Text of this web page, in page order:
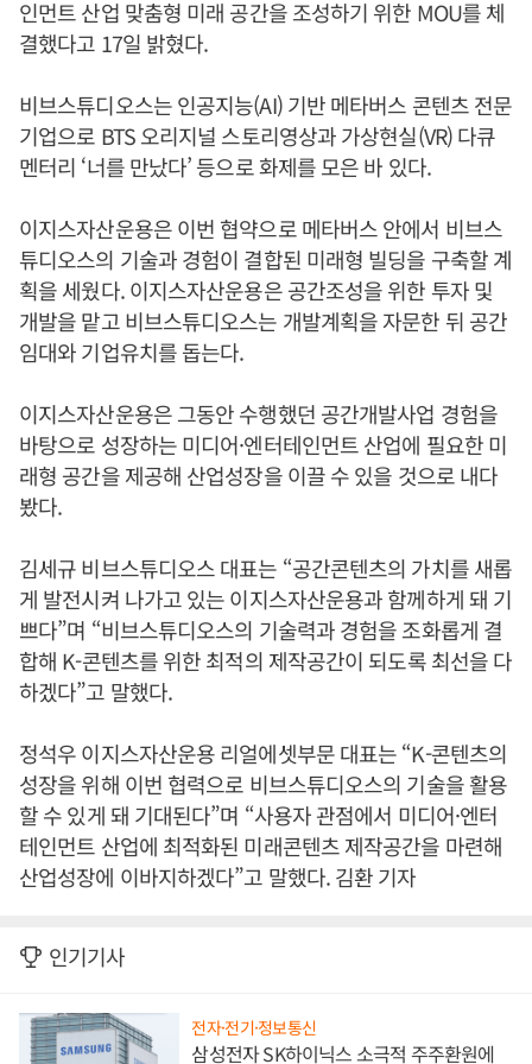
인먼트 산업 맞춤형 미래 공간을 조성하기 위한 MOU를 체
결했다고 17일 밝혔다.
비브스튜디오스는 인공지능(AI) 기반 메타버스 콘텐츠 전문
기업으로 BTS 오리지널 스토리영상과 가상현실(VR) 다큐
멘터리 ‘너를 만났다’ 등으로 화제를 모은 바 있다.
이지스자산운용은 이번 협약으로 메타버스 안에서 비브스
튜디오스의 기술과 경험이 결합된 미래형 빌딩을 구축할 계
획을 세웠다. 이지스자산운용은 공간조성을 위한 투자 및
개발을 맡고 비브스튜디오스는 개발계획을 자문한 뒤 공간
임대와 기업유치를 돕는다.
이지스자산운용은 그동안 수행했던 공간개발사업 경험을
바탕으로 성장하는 미디어·엔터테인먼트 산업에 필요한 미
래형 공간을 제공해 산업성장을 이끌 수 있을 것으로 내다
봤다.
김세규 비브스튜디오스 대표는 “공간콘텐츠의 가치를 새롭
게 발전시켜 나가고 있는 이지스자산운용과 함께하게 돼 기
쁘다”며 “비브스튜디오스의 기술력과 경험을 조화롭게 결
합해 K-콘텐츠를 위한 최적의 제작공간이 되도록 최선을 다
하겠다”고 말했다.
정석우 이지스자산운용 리얼에셋부문 대표는 “K-콘텐츠의
성장을 위해 이번 협력으로 비브스튜디오스의 기술을 활용
할 수 있게 돼 기대된다”며 “사용자 관점에서 미디어·엔터
테인먼트 산업에 최적화된 미래콘텐츠 제작공간을 마련해
산업성장에 이바지하겠다”고 말했다. 김환 기자
인기기사
전자·전기·정보통신
삼성전자 SK하이닉스 소극적 주주환원에